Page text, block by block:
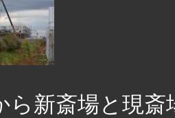
ら新斎場と現